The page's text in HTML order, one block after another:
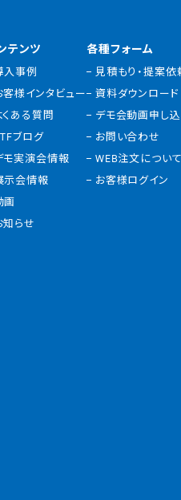
テンツ
入事例
客様インタビュー
くある質問
ブログ
モ実演会情報
示会情報
画
知らせ
各種フォーム
見積もり・提案依
資料ダウンロード
デモ会動画申し
お問い合わせ
WEB注文につい
お客様ログイン